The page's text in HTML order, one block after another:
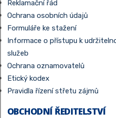
Reklamační řád
Ochrana osobních údajů
Formuláře ke stažení
Informace o přístupu k
služeb
Ochrana oznamovatelů
Etický kodex
Pravidla řízení střetu zájmů
OBCHODNÍ ŘEDITELSTVÍ